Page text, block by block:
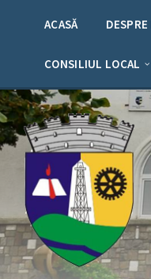
ACASĂ
CONSILIUL LOCAL